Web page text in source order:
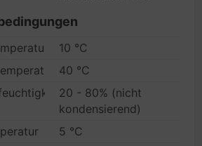
10 °C
40 °C
im Betrieb
20 - 80% (nicht
kondensierend)
5 °C